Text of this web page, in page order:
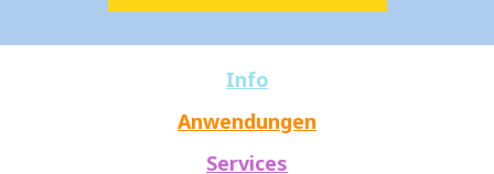
Info
Anwendungen
Services